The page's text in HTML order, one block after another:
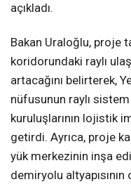
açıkladı.
Bakan Uraloğlu, proje
koridorundaki raylı
artacağını belirterek,
nüfusunun raylı
kuruluşlarının lojistik
getirdi. Ayrıca, proje
yük merkezinin inşa
demiryolu